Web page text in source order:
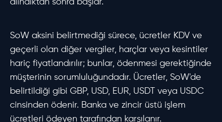
alındıktan sonra başlar.
SoW aksini belirtmediği sürece, ücretler KDV ve
geçerli olan diğer vergiler, harçlar veya kesintiler
hariç fiyatlandırılır; bunlar, ödenmesi gerektiğinde
müşterinin sorumluluğundadır. Ücretler, SoW'de
belirtildiği gibi GBP, USD, EUR, USDT veya USDC
cinsinden ödenir. Banka ve zincir üstü işlem
ücretleri ödeyen tarafından karşılanır.